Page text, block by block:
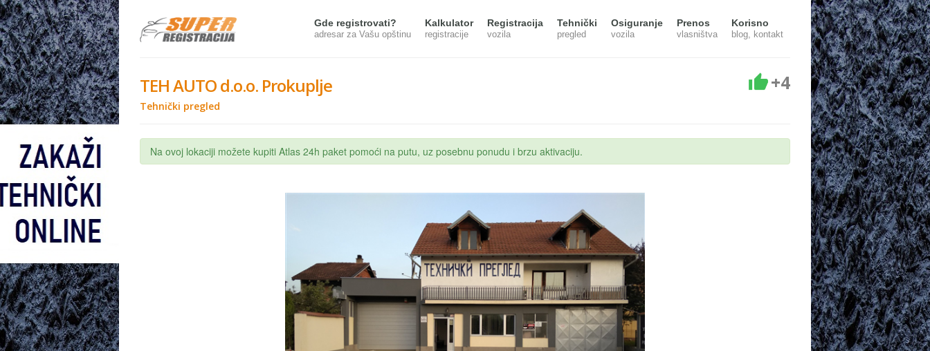
Gde registrovati?
adresar za Vašu opštinu
Kalkulator
registracije
Registracija
vozila
Tehnički
pregled
Osiguranje
vozila
Prenos
vlasništva
Korisno
blog, kontakt
TEH AUTO d.o.o. Prokuplje
Tehnički pregled
+4
Na ovoj lokaciji možete kupiti Atlas 24h paket pomoći na putu, uz posebnu ponudu i brzu aktivaciju.